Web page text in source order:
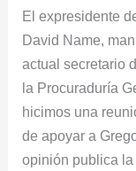
El expresidente
David Name,
actual secretario
la Procuraduría
hicimos una
de apoyar a
opinión publica
de
Gregorio
Eljach
a
la
Procuraduría
General